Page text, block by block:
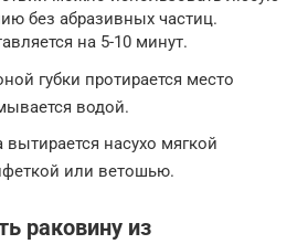
без абразивных частиц.
на 5-10 минут.
губки протирается место
водой.
вытирается насухо мягкой
или ветошью.
раковину из